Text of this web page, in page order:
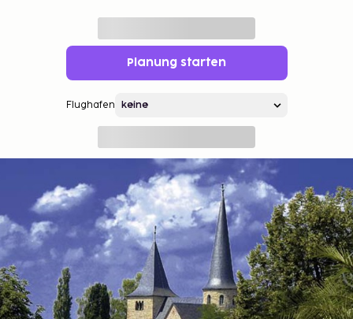
Planung starten
Flughafen